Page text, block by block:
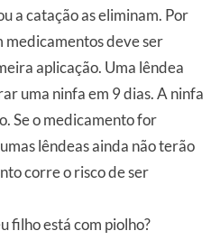
a catação as eliminam. Por
medicamentos deve ser
aplicação. Uma lêndea
uma ninfa em 9 dias. A ninfa
Se o medicamento for
lêndeas ainda não terão
corre o risco de ser
filho está com piolho?